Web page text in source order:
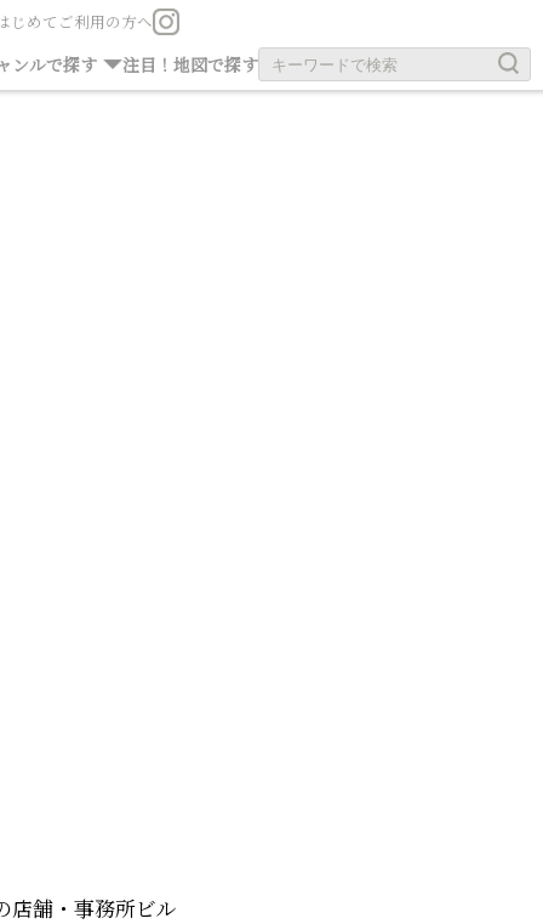
じめてご利用の方へ
ンルで探す 注目！ 地図で探す
茶の旧跡
店舗・事務所ビル